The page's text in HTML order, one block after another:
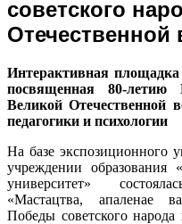
советского
Отечественной
Интерактивная
посвященная 80-летию
Великой Отечественной
педагогики и психологии
На базе экспозиционного
учреждении образования
университет»
«Мастацтва, апаленае
Победы советского